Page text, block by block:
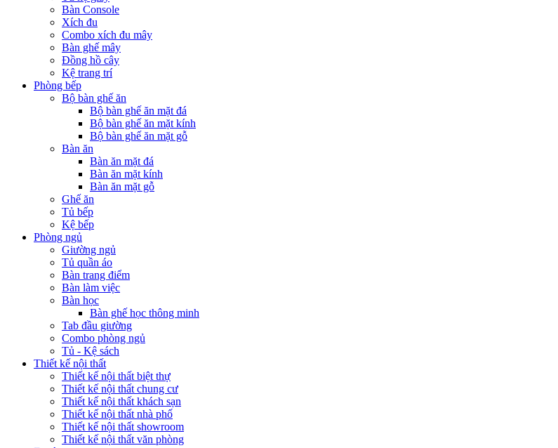
Bàn Console
Xích đu
Combo xích đu mây
Bàn ghế mây
Đồng hồ cây
Kệ trang trí
Phòng bếp
Bộ bàn ghế ăn
Bộ bàn ghế ăn mặt đá
Bộ bàn ghế ăn mặt kính
Bộ bàn ghế ăn mặt gỗ
Bàn ăn
Bàn ăn mặt đá
Bàn ăn mặt kính
Bàn ăn mặt gỗ
Ghế ăn
Tủ bếp
Kệ bếp
Phòng ngủ
Giường ngủ
Tủ quần áo
Bàn trang điểm
Bàn làm việc
Bàn học
Bàn ghế học thông minh
Tab đầu giường
Combo phòng ngủ
Tủ - Kệ sách
Thiết kế nội thất
Thiết kế nội thất biệt thự
Thiết kế nội thất chung cư
Thiết kế nội thất khách sạn
Thiết kế nội thất nhà phố
Thiết kế nội thất showroom
Thiết kế nội thất văn phòng